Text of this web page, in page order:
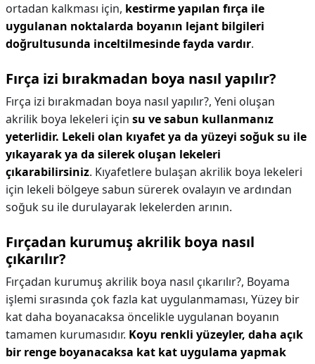
ortadan kalkması için, kestirme yapılan fırça ile
uygulanan noktalarda boyanın lejant bilgileri
doğrultusunda inceltilmesinde fayda vardır.
Fırça izi bırakmadan boya nasıl yapılır?
Fırça izi bırakmadan boya nasıl yapılır?, Yeni oluşan
akrilik boya lekeleri için su ve sabun kullanmanız
yeterlidir. Lekeli olan kıyafet ya da yüzeyi soğuk su ile
yıkayarak ya da silerek oluşan lekeleri
çıkarabilirsiniz. Kıyafetlere bulaşan akrilik boya lekeleri
için lekeli bölgeye sabun sürerek ovalayın ve ardından
soğuk su ile durulayarak lekelerden arının.
Fırçadan kurumuş akrilik boya nasıl
çıkarılır?
Fırçadan kurumuş akrilik boya nasıl çıkarılır?, Boyama
işlemi sırasında çok fazla kat uygulanmaması, Yüzey bir
kat daha boyanacaksa öncelikle uygulanan boyanın
tamamen kurumasıdır. Koyu renkli yüzeyler, daha açık
bir renge boyanacaksa kat kat uygulama yapmak